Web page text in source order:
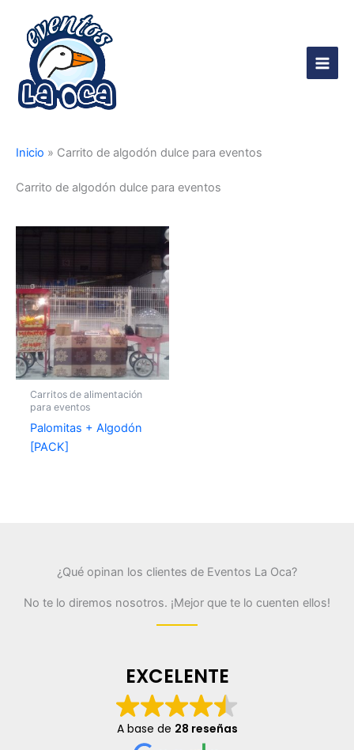
contenido
Main
Inicio » Carrito de algodón dulce para eventos
Carrito de algodón dulce para eventos
Carritos de alimentación
para eventos
Palomitas + Algodón
[PACK]
¿Qué opinan los clientes de Eventos La Oca?
No te lo diremos nosotros. ¡Mejor que te lo cuenten ellos!
EXCELENTE
A base de 28 reseñas